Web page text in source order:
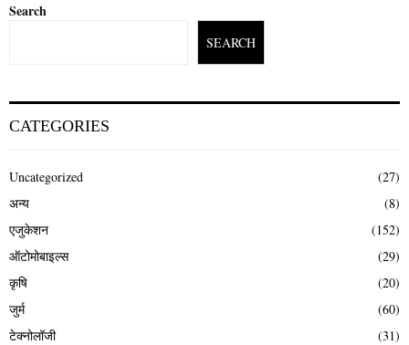
Search
SEARCH
CATEGORIES
Uncategorized
(27)
अन्य
(8)
एजुकेशन
(152)
ऑटोमोबाइल्स
(29)
कृषि
(20)
जुर्म
(60)
टेक्नोलॉजी
(31)